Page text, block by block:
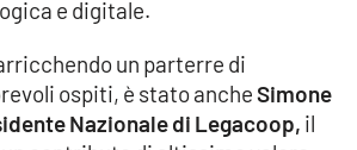
insieme
e digitale.
un parterre di
ospiti, è stato ancheSimone
Nazionale di Legacoop, il